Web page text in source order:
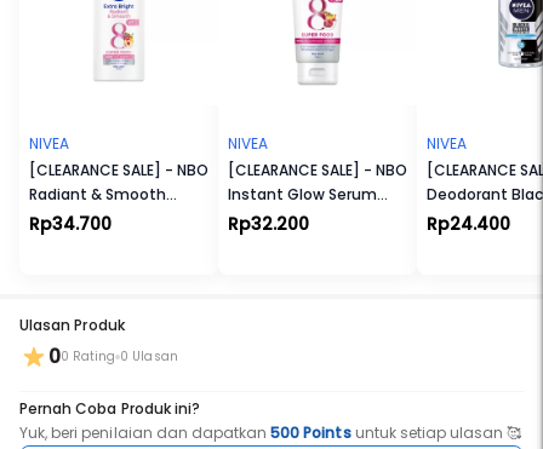
3. Jangan gunakan deodorant pada kulit ketiak yang iritasi
NIVEA
[CLEARANCE SALE] - NBO
Radiant & Smooth
Lotion 190ml
Rp34.700
NIVEA
[CLEARANCE SALE] - NBO
Instant Glow Serum
180ml
Rp32.200
NIVEA
[CLEARANCE
Deodorant
White Fresh
Rp24.400
Ulasan Produk
00 Rating 0 Ulasan
Pernah Coba Produk ini?
Yuk, beri penilaian dan dapatkan500 Pointsuntuk setiap ulasan 🥰